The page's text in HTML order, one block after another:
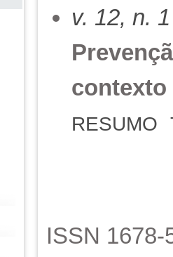
v. 12, n.
contexto
RESUMO
ISSN